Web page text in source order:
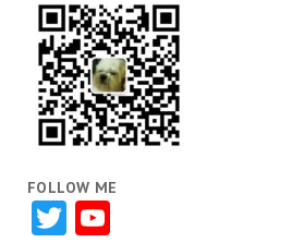
FOLLOW ME
TwitterYouTube